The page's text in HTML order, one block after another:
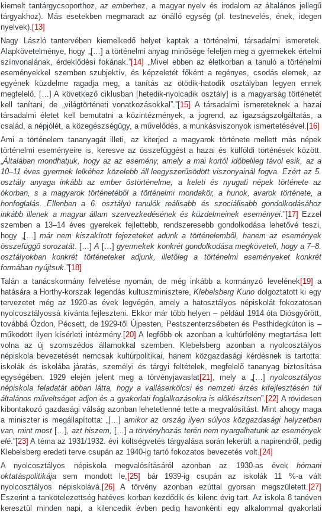
kiemelt tantárgycsoporthoz,az emberhez, a magyar nyelv és irodalom az általános jellegű
tárgyakhoz). Más esetekben megmaradt az önálló egység (pl. testnevelés, ének, idegen
nyelvek). [13]
Nagy László tantervében kiemelkedő helyet kaptak a történelmi, társadalmi ismeretek.
Alapkövetelménye, hogy „[…] a történelmi anyag minősége feleljen meg a gyermekek értelmi
színvonalának, érdeklődési fokának.”[14] „Mivel ebben az életkorban a tanuló a történelmi
eseményekkel szemben szubjektív, és képzeletét főként a regényes, csodás elemek, az
egyének küzdelme ragadja meg, a tanítás az ötödik-hatodik osztályban legyen ennek
megfelelő. […] A következő ciklusban [hetedik-nyolcadik osztály] is a magyarság történetét
kell tanítani, de „világtörténeti vonatkozásokkal”.”[15] A társadalmi ismereteknek a hazai
társadalmi életet kell bemutatni a közintézmények, a jogrend, az igazságszolgáltatás, a
család, a népjólét, a közegészségügy, a művelődés, a munkásviszonyok ismertetésével. [16]
Ami a történelem tananyagát illeti, az kiterjed a magyarok története mellett más népek
történelmi eseményeire is, keresve az összefüggést a hazai és külföldi történések között.
Általában mondhatjuk, hogy az az esemény, amely a mai kortól időbelileg távol esik, az a
10–11 éves gyermek lelkéhez közelebb áll leegyszerűsödött viszonyainál fogva. Ezért az 5.
osztály anyaga inkább az ember őstörténelme, a keleti és nyugati népek története az
ókorban, s a magyarok történetéből a történelmi mondakör, a hunok, avarok története, a
honfoglalás. Ellenben a 6. osztályú tanulók reálisabb és szociálisabb gondolkodásához
inkább illenek a magyar állam szervezkedésének és küzdelmeinek eseményei.”[17] Ezzel
szemben a 13–14 éves gyerekek fejlettebb, rendszeresebb gondolkodása lehetővé teszi,
hogy „[…]már nem kiszakított fejezeteket adunk a történelemből, hanem az események
összefüggő sorozatát . […]A […] gyermekek konkrét gondolkodása megköveteli, hogy a 7–8.
osztályokban konkrét történeteket adjunk, illetőleg a történelmi eseményeket konkrét
formában nyújtsuk .”[18]
Talán a tanácskormány felvetése nyomán, de még inkább a kormányzó levelének[19] a
hatására a Horthy-korszak legendás kultuszminisztere,Klebelsberg Kuno dolgoztatott ki egy
tervezetet még az 1920-as évek legvégén, amely a hatosztályos népiskolát fokozatosan
nyolcosztályossá kívánta fejleszteni. Ekkor már több helyen – például 1914 óta Diósgyőrött,
továbbá Ózdon, Pécsett, de 1929-től Újpesten, Pestszenterzsébeten és Pesthidegkúton is –
működött ilyen kísérleti intézmény. [20] A legfőbb ok azonban a kultúrfölény megtartása lett
volna az új szomszédos államokkal szemben. Klebelsberg azonban a nyolcosztályos
népiskola bevezetését nemcsak kultúrpolitikai, hanem közgazdasági kérdésnek is tartotta:
iskolák és iskolába járatás, személyi és tárgyi feltételek, megfelelő tananyag biztosítása
egységében. 1929 elején jelent meg a törvényjavaslat[21] , mely a „[…]nyolcosztályos
népiskola feladatát abban látta, hogy a valláserkölcsi és nemzeti érzés kifejlesztésén túl
általános műveltséget adjon és a gyakorlati foglalkozásokra is előkészítsen”. [22] A rövidesen
kibontakozó gazdasági válság azonban lehetetlenné tette a megvalósítást. Mint ahogy maga
a miniszter is megállapította: „[…] amikor az ország ilyen súlyos közgazdasági helyzetben
van, mint most […] , azt hiszem, […] a törvényhozás terén nem nyargalhatunk az események
elé .”[23] A téma az 1931/1932. évi költségvetés tárgyalása során lekerült a napirendről, pedig
Klebelsberg eredeti terve csupán az 1940-ig tartó fokozatos bevezetés volt. [24]
A nyolcosztályos népiskola megvalósításáról azonban az 1930-as évek hómani
oktatáspolitikája sem mondott le, [25] bár 1939-ig csupán az iskolák 11 %-a vált
nyolcosztályos népiskolává. [26] A törvény azonban ezúttal gyorsan megszületett. [27]
Eszerint a tankötelezettség hatéves korban kezdődik és kilenc évig tart. Az iskola 8 tanéven
keresztül minden napi, a kilencedik évben pedig havonkénti egy alkalommal gyakorlati